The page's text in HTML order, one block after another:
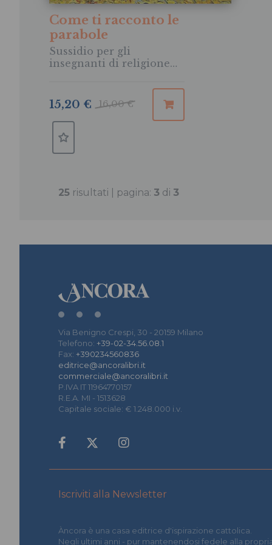
Come ti racconto le
parabole
Sussidio per gli
insegnanti di religione
16,00 €
15,20 €
25 risultati | pagina: 3 di 3
Via Benigno Crespi, 30 - 20159 Milano
Telefono: +39-02-34.56.08.1
Fax: +390234560836
editrice@ancoralibri.it
commerciale@ancoralibri.it
P.IVA IT 11964770157
R.E.A. MI - 1513628
Capitale sociale: € 1.248.000 i.v.
Iscriviti alla Newsletter
Àncora è una casa editrice d'ispirazione cattolica.
Negli ultimi anni - pur mantenendosi fedele alla